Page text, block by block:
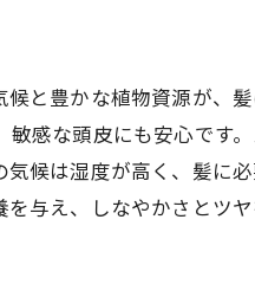
響
効性
び方
分排除の利点
と豊かな植物資源が、髪
感な頭皮にも安心です。
候は湿度が高く、髪に
与え、しなやかさとツ